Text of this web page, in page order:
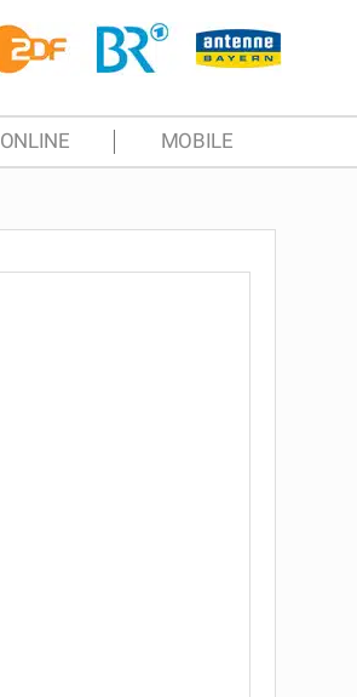
ONLINE MOBILE